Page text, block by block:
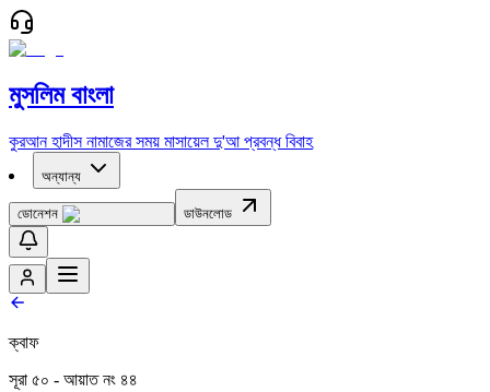
মুসলিম বাংলা
কুরআন হাদীস নামাজের সময় মাসায়েল দু'আ প্রবন্ধ বিবাহ
অন্যান্য
ডোনেশন ডাউনলোড
ক্বাফ
সূরা ৫০ - আয়াত নং ৪৪